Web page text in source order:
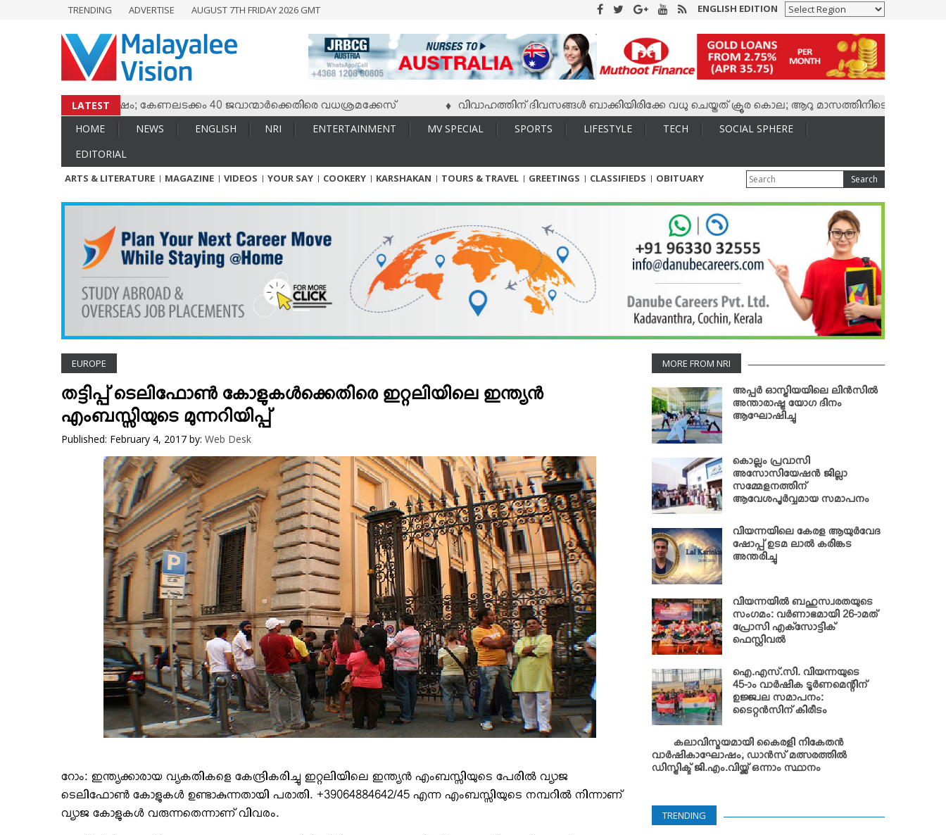
ENTERTAINMENT
TECH & AUTO
ARTS & LITERATURE
TOURS & TRAVEL
TRENDING ADVERTISE AUGUST 7TH FRIDAY 2026 GMT ENGLISH EDITION
LATEST
സംഘര്‍ഷം; കേണലടക്കം 40 ജവാന്മാര്‍ക്കെതിരെ വധശ്രമക്കേസ് വിവാഹത്തിന് ദിവസങ്ങള്‍ ബാക്കിയിരിക്കേ വധു ചെയ്തത് ക്രൂര കൊല; ആറു മാസത്തിനിടെ കാമുകനുമായി
HOME NEWS ENGLISH NRI ENTERTAINMENT MV SPECIAL SPORTS LIFESTYLE TECH
SOCIAL SPHERE
EDITORIAL
ARTS & LITERATURE MAGAZINE VIDEOS YOUR SAY COOKERY KARSHAKAN TOURS & TRAVEL GREETINGS CLASSIFIEDS OBITUARY Search
EUROPE
തട്ടിപ്പ് ടെലിഫോണ്‍ കോളുകള്‍ക്കെതിരെ ഇറ്റലിയിലെ ഇന്ത്യന്‍
എംബസ്സിയുടെ മുന്നറിയിപ്പ്
Published: February 4, 2017 by: Web Desk
റോം: ഇന്ത്യക്കാരായ വ്യകതികളെ കേന്ദ്രികരിച്ചു ഇറ്റലിയിലെ ഇന്ത്യന്‍ എംബസ്സിയുടെ പേരില്‍ വ്യാജ
ടെലിഫോണ്‍ കോളുകള്‍ ഉണ്ടാകുന്നതായി പരാതി. +39064884642/45 എന്ന എംബസ്സിയുടെ നമ്പറില്‍ നിന്നാണ്
വ്യാജ കോളുകള്‍ വരുന്നതെന്നാണ് വിവരം.
MORE FROM NRI
അപ്പര്‍ ഓസ്ട്രിയയിലെ ലിന്‍സില്‍
അന്താരാഷ്ട്ര യോഗ ദിനം
ആഘോഷിച്ചു
കൊല്ലം പ്രവാസി
അസോസിയേഷന്‍ ജില്ലാ
സമ്മേളനത്തിന്
ആവേശപൂര്‍വ്വമായ സമാപനം
വിയന്നയിലെ കേരള ആയുര്‍വേദ
ഷോപ്പ് ഉടമ ലാല്‍ കരിങ്കട
അന്തരിച്ചു
വിയന്നയില്‍ ബഹുസ്വരതയുടെ
സംഗമം: വര്‍ണാഭമായി 26-ാമത്
പ്രോസി എക്‌സോട്ടിക്
ഫെസ്റ്റിവല്‍
ഐ.എസ്.സി. വിയന്നയുടെ
45-ാം വാര്‍ഷിക ടൂര്‍ണമെന്റിന്
ഉജ്ജ്വല സമാപനം:
ടൈറ്റന്‍സിന് കിരീടം
കലാവിസ്മയമായി കൈരളി നികേതന്‍
വാര്‍ഷികാഘോഷം; ഡാന്‍സ് മത്സരത്തില്‍
ഡിസ്ട്രിക്ട് ജി.എം.വിയ്ക്ക് ഒന്നാം സ്ഥാനം
TRENDING